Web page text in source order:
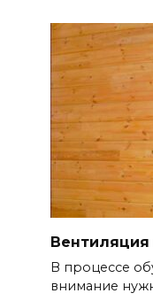
Вентиляция
В процессе
внимание